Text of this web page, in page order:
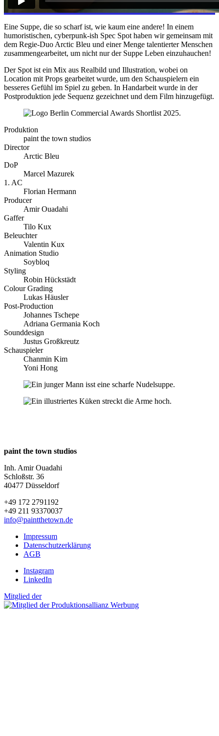
Eine Suppe, die so scharf ist, wie kaum eine andere! In einem
humoristischen, cyberpunk-ish Spec Spot haben wir gemeinsam mit
dem Regie-Duo Arctic Bleu und einer Menge talentierter Menschen
zusammengearbeitet, um nicht nur der Suppe Leben einzuhauchen!
Der Spot ist ein Mix aus Realbild und Illustration, wobei on
Location mit Props gearbeitet wurde, um den Schauspielern ein
besseres Gefühl im Spiel zu geben. In Handarbeit wurde in der
Postproduktion jede Sequenz gezeichnet und dem Film hinzugefügt.
Produktion
paint the town studios
Director
Arctic Bleu
DoP
Marcel Mazurek
1. AC
Florian Hermann
Producer
Amir Ouadahi
Gaffer
Tilo Kux
Beleuchter
Valentin Kux
Animation Studio
Soybloq
Styling
Robin Hückstädt
Colour Grading
Lukas Häusler
Post-Production
Johannes Tschepe
Adriana Germania Koch
Sounddesign
Justus Großkreutz
Schauspieler
Chanmin Kim
Yoni Hong
paint the town studios
Inh. Amir Ouadahi
Schloßstr. 36
40477 Düsseldorf
+49 172 2791192
+49 211 93370037
info@paintthetown.de
Impressum
Datenschutzerklärung
AGB
Instagram
LinkedIn
Mitglied der